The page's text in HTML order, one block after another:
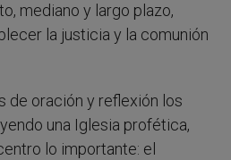
mediano y largo plazo,
la justicia y la comunión
de oración y reflexión los
una Iglesia profética,
lo importante: el